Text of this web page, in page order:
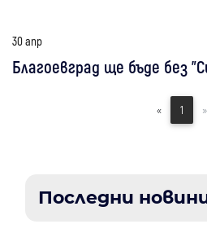
30 апр
Благоевград ще бъде без
« 1 »
Последни